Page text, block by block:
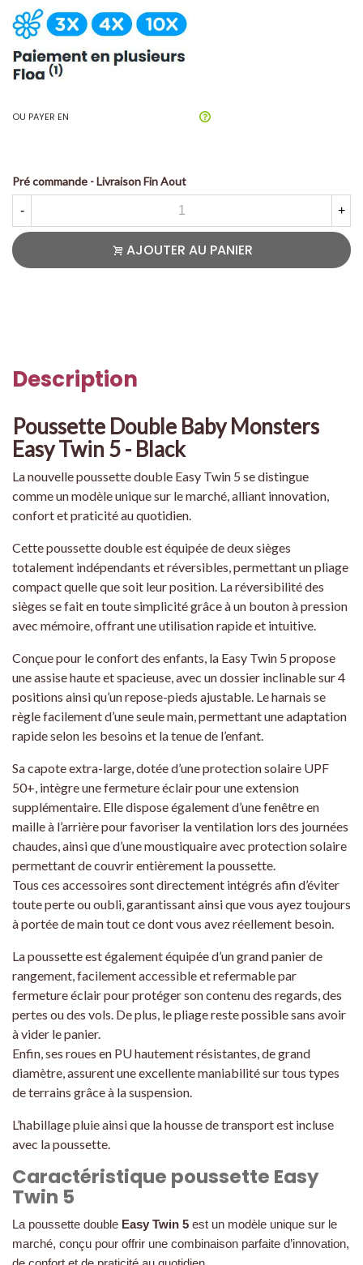
OU PAYER EN
Pré commande - Livraison Fin Aout
- +
AJOUTER AU PANIER
Description
Poussette Double Baby Monsters
Easy Twin 5 - Black
La nouvelle poussette double Easy Twin 5 se distingue
comme un modèle unique sur le marché, alliant innovation,
confort et praticité au quotidien.
Cette poussette double est équipée de deux sièges
totalement indépendants et réversibles, permettant un pliage
compact quelle que soit leur position. La réversibilité des
sièges se fait en toute simplicité grâce à un bouton à pression
avec mémoire, offrant une utilisation rapide et intuitive.
Conçue pour le confort des enfants, la Easy Twin 5 propose
une assise haute et spacieuse, avec un dossier inclinable sur 4
positions ainsi qu’un repose-pieds ajustable. Le harnais se
règle facilement d’une seule main, permettant une adaptation
rapide selon les besoins et la tenue de l’enfant.
Sa capote extra-large, dotée d’une protection solaire UPF
50+, intègre une fermeture éclair pour une extension
supplémentaire. Elle dispose également d’une fenêtre en
maille à l’arrière pour favoriser la ventilation lors des journées
chaudes, ainsi que d’une moustiquaire avec protection solaire
permettant de couvrir entièrement la poussette.
Tous ces accessoires sont directement intégrés afin d’éviter
toute perte ou oubli, garantissant ainsi que vous ayez toujours
à portée de main tout ce dont vous avez réellement besoin.
La poussette est également équipée d’un grand panier de
rangement, facilement accessible et refermable par
fermeture éclair pour protéger son contenu des regards, des
pertes ou des vols. De plus, le pliage reste possible sans avoir
à vider le panier.
Enfin, ses roues en PU hautement résistantes, de grand
diamètre, assurent une excellente maniabilité sur tous types
de terrains grâce à la suspension.
L’habillage pluie ainsi que la housse de transport est incluse
avec la poussette.
Caractéristique poussette Easy
Twin 5
La poussette double Easy Twin 5 est un modèle unique sur le
marché, conçu pour offrir une combinaison parfaite d’innovation,